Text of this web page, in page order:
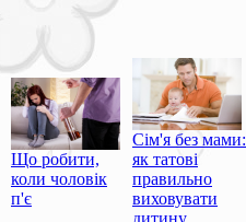
Що робити,
коли чоловік
п'є
Сім'я без мами:
як татові
правильно
виховувати